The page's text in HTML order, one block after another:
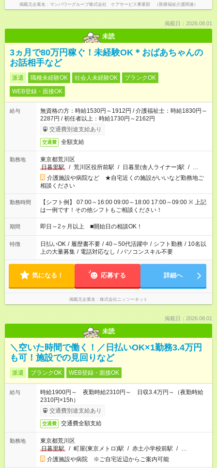
掲載元企業名 マンパワーグループ株式会社 ケアサービス事業部 （医療福祉介護関連）
掲載日：2026.08.01
未読
3ヵ月で80万円稼ぐ！未経験OK＊おばあちゃんの
お話相手など
派遣 職種未経験OK 社会人未経験OK
ブランクOK
WEB登録・面接OK
給与
無資格の方：時給1530円～1912円 / 介護福祉士：時給1830円～
2287円 / 初任者以上：時給1730円～2162円
交通費別途支給あり
交通費 全額支給
勤務地
東京都荒川区
日暮里駅
/ 荒川区役所前駅 / 日暮里(舎人ライナー)駅 / …
介護施設や病院など ★自宅近くの施設がいいなど勤務地ご
相談ください
勤務時間
【シフト例】 07:00～16:00 09:00～18:00 17:00～09:00 ※ 上記
は一例です！その他シフトもご相談ください！
期間 即日～2ヶ月以上 ■開始日の相談OK！
特徴 日払いOK / 履歴書不要 / 40～50代活躍中 / シフト勤務 / 10名以
上の大量募集 / 電話対応なし / パソコンスキル不要
気になる！ 応募する 詳細へ
掲載元企業名 株式会社ニッソーネット
掲載日：2026.08.01
未読
＼空いた時間で働く！／日払いOK×1勤務3.4万円
も可！施設での見回りなど
派遣 ブランクOK WEB登録・面接OK
給与
時給1900円～ 夜勤時給2310円～ 日収3.4万円～（夜勤時給
2310円×15h）
交通費別途支給あり
交通費 交通費全額支給
勤務地
東京都荒川区
日暮里駅
/ 町屋(東京メトロ)駅 / 赤土小学校前駅 / …
介護施設や病院 ※ご自宅近辺からご案内可能